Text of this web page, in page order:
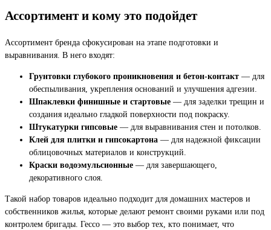
Ассортимент и кому это подойдет
Ассортимент бренда сфокусирован на этапе подготовки и
выравнивания. В него входят:
Грунтовки глубокого проникновения и бетон-контакт — для
обеспыливания, укрепления оснований и улучшения адгезии.
Шпаклевки финишные и стартовые — для заделки трещин и
создания идеально гладкой поверхности под покраску.
Штукатурки гипсовые — для выравнивания стен и потолков.
Клей для плитки и гипсокартона — для надежной фиксации
облицовочных материалов и конструкций.
Краски водоэмульсионные — для завершающего,
декоративного слоя.
Такой набор товаров идеально подходит для домашних мастеров и
собственников жилья, которые делают ремонт своими руками или под
контролем бригады. Гессо — это выбор тех, кто понимает, что